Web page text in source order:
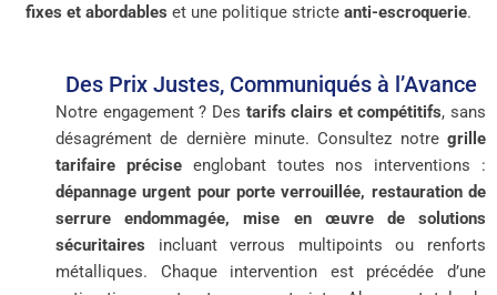
fixes et abordables et une politique stricte anti-escroquerie.
Des Prix Justes, Communiqués à l’Avance
Notre engagement ? Des tarifs clairs et compétitifs, sans
désagrément de dernière minute. Consultez notre grille
tarifaire préciseenglobant toutes nos interventions :
dépannage urgent pour porte verrouillée, restauration de
serrure endommagée, mise en œuvre de solutions
sécuritaires incluant verrous multipoints ou renforts
métalliques. Chaque intervention est précédée d’une